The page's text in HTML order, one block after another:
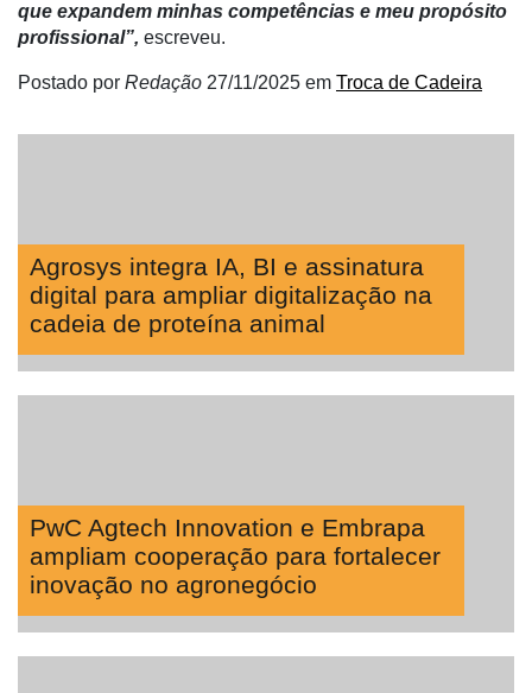
E-
Tecnologia
para
Hídricos
Netrin
Néctar
que expandem minhas competências e meu propósito
profissional”, escreveu.
Postado por Redação 27/11/2025 em Troca de Cadeira
Agrosys integra IA, BI e assinatura
digital para ampliar digitalização na
cadeia de proteína animal
PwC Agtech Innovation e Embrapa
ampliam cooperação para fortalecer
inovação no agronegócio